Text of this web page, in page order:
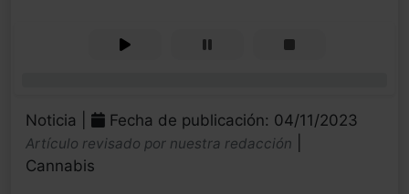
Noticia | Fecha de publicación: 04/11/2023
Artículo revisado por nuestra redacción
Cannabis